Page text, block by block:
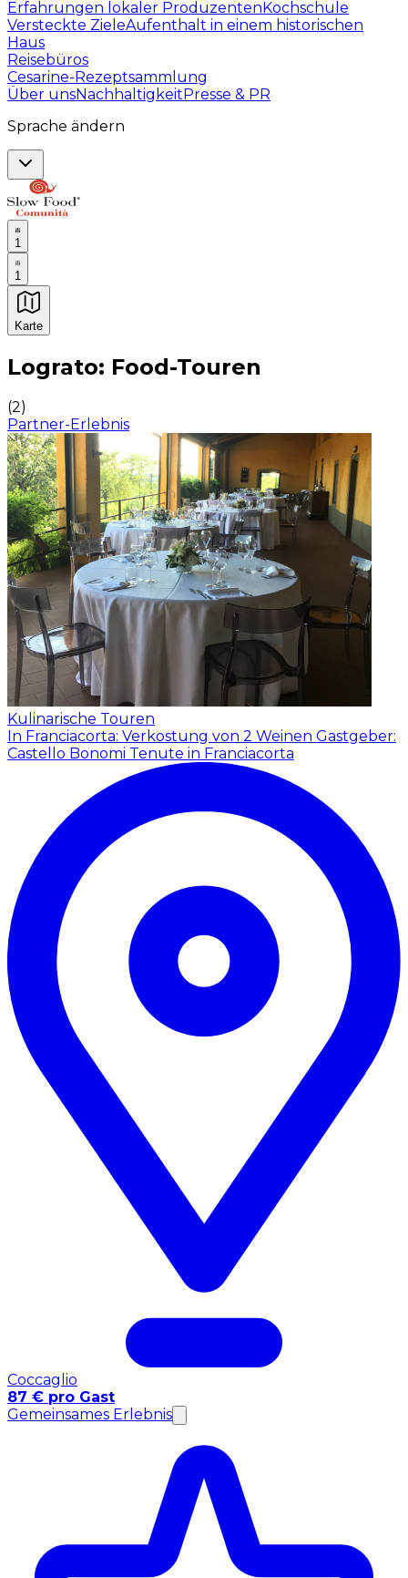
Erfahrungen lokaler ProduzentenKochschule
Versteckte ZieleAufenthalt in einem historischen
Haus
Reisebüros
Cesarine-Rezeptsammlung
Über unsNachhaltigkeitPresse & PR
Sprache ändern
1
1
Karte
Unvergessliche kulinarische Erlebnisse:
Lograto: Food-Touren
(2)
Partner-Erlebnis
Kulinarische Touren
In Franciacorta: Verkostung von 2 Weinen Gastgeber:
Castello Bonomi Tenute in Franciacorta
Coccaglio
87 € pro Gast
Gemeinsames Erlebnis